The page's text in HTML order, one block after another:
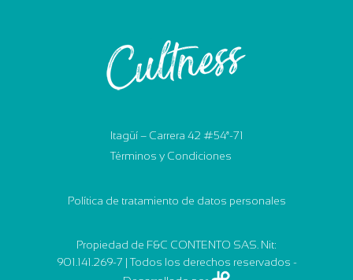
Itagüí – Carrera 42 #54ª-71
Términos y Condiciones
Política de tratamiento de datos personales
Propiedad de F&C CONTENTO SAS. Nit:
901.141.269-7 | Todos los derechos reservados -